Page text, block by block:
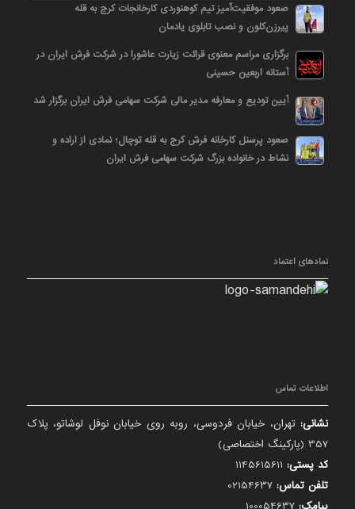
صعود موفقیت‌آمیز تیم کوهنوردی کارخانجات کرج به قله
پیرزن‌کلون و نصب تابلوی یادمان
برگزاری مراسم معنوی قرائت زیارت عاشورا در شرکت فرش ایران در
آستانه اربعین حسینی
آیین تودیع و معارفه مدیر مالی شرکت سهامی فرش ایران برگزار شد
صعود پرسنل کارخانه فرش کرج به قله توچال؛ نمادی از اراده و
نشاط در خانواده بزرگ شرکت سهامی فرش ایران
نمادهای اعتماد
اطلاعات تماس
نشانی: تهران، خیابان فردوسی، روبه روی خیابان نوفل لوشاتو، پلاک
357 (پارکینگ اختصاصی)
کد پستی:
تلفن تماس: